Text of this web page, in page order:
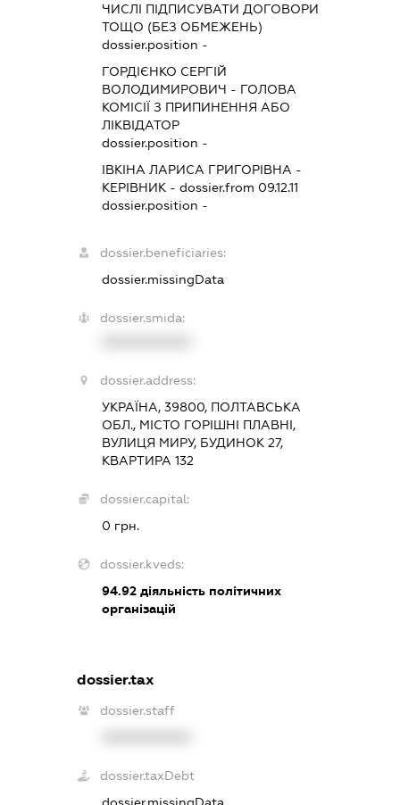
ЧИСЛІ ПІДПИСУВАТИ ДОГОВОРИ
ТОЩО (БЕЗ ОБМЕЖЕНЬ)
dossier.position -
ГОРДІЄНКО СЕРГІЙ
ВОЛОДИМИРОВИЧ - ГОЛОВА
КОМІСІЇ З ПРИПИНЕННЯ АБО
ЛІКВІДАТОР
dossier.position -
ІВКІНА ЛАРИСА ГРИГОРІВНА -
КЕРІВНИК- dossier.from 09.12.11
dossier.position -
dossier.beneficiaries:
dossier.missingData
dossier.smida:
dossier.address:
УКРАЇНА, 39800, ПОЛТАВСЬКА
ОБЛ., МІСТО ГОРІШНІ ПЛАВНІ,
ВУЛИЦЯ МИРУ, БУДИНОК 27,
КВАРТИРА 132
dossier.capital:
0 грн.
dossier.kveds:
94.92діяльність політичних
організацій
dossier.tax
dossier.staff
dossier.taxDebt
dossier.missingData